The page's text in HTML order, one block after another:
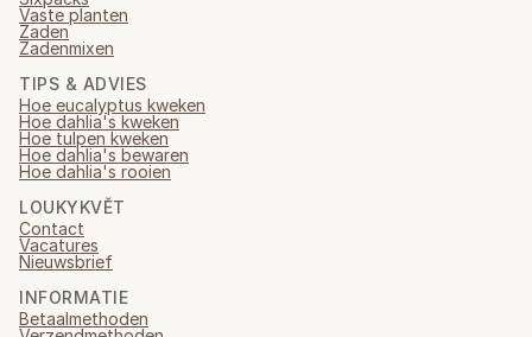
Vaste planten
Zaden
Zadenmixen
TIPS & ADVIES
Hoe eucalyptus kweken
Hoe dahlia's kweken
Hoe tulpen kweken
Hoe dahlia's bewaren
Hoe dahlia's rooien
LOUKYKVĚT
Contact
Vacatures
Nieuwsbrief
INFORMATIE
Betaalmethoden